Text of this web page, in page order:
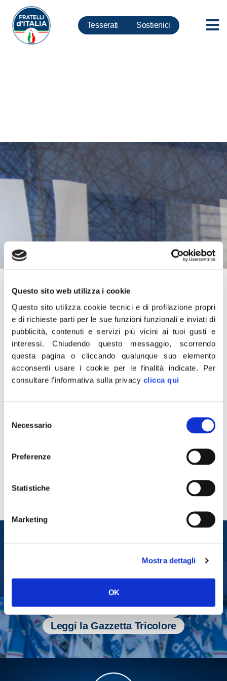
Questo sito web utilizza i cookie
Questo sito utilizza cookie tecnici e di profilazione propri
e di richieste parti per le sue funzioni funzionali e inviati di
pubblicità, contenuti e servizi più vicini ai tuoi gusti e
interessi.Chiudendo questo messaggio, scorrendo
questa pagina o cliccando qualunque suo elemento
acconsenti usare i cookie per le finalità indicate. Per
consultare l'informativa sulla privacy clicca qui
delNecessario
Preferenze
Statistiche
Marketing
Mostra dettagli
OK
Tesserati Sostienici
27 Febbraio 2017
«Vorremmo fosse chiaro a tutti che Giorgia Meloni ha parlato
di lista unica alle amministrative fondata sulla difesa della
sovranità e degli interessi degli italiani. L’invito dunque non è
rivolto al Ncd, che ha tradito il proprio mandato elettorale e ha
fatto lo zerbino della Merkel e delle lobby. Lupi e Alfano
possono dunque dormire tranquilli».
Tesserati
Fai una donazione
Leggi la Gazzetta Tricolore